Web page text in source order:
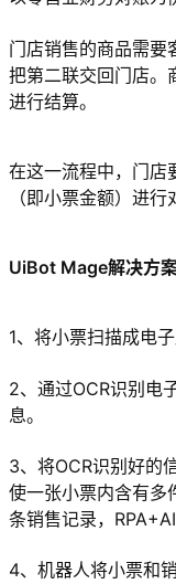
门店销售的商品需要
把第二联交回门店。
进行结算。
在这一流程中，门店
（即小票金额）进
UiBot Mage解决方
1、将小票扫描成电子
2、通过OCR识别电
息。
3、将OCR识别好的
使一张小票内含有
条销售记录，
4、机器人将小票和